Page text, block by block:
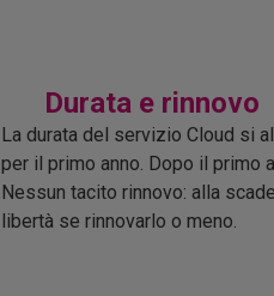
Durata e rinnovo
La durata del servizio Cloud si
per il primo anno. Dopo il primo
Nessun tacito rinnovo: alla
libertà se rinnovarlo o meno.